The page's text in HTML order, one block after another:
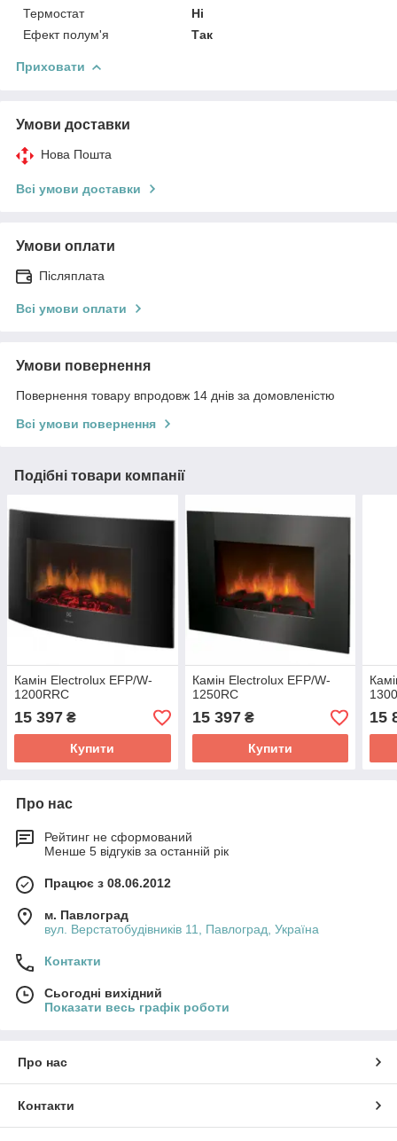
Термостат
Ні
Ефект полум'я
Так
Приховати
Умови доставки
Нова Пошта
Всі умови доставки
Умови оплати
Післяплата
Всі умови оплати
Умови повернення
Повернення товару впродовж 14 днів за домовленістю
Всі умови повернення
Подібні товари компанії
Камін Electrolux EFP/W-
1200RRC
15 397 ₴
Купити
Камін Electrolux EFP/W-
1250RC
15 397₴
Купити
15
Про нас
Рейтинг не сформований
Менше 5 відгуків за останній рік
Працює з 08.06.2012
м. Павлоград
вул. Верстатобудівників 11, Павлоград, Україна
Контакти
Сьогодні вихідний
Показати весь графік роботи
Про нас
Контакти